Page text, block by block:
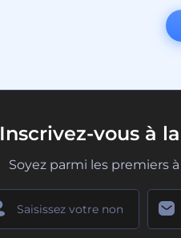
Inscrivez-vous à
Soyez parmi les premiers